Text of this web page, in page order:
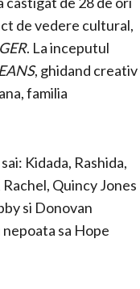
de vedere cultural,
. La inceputul
, ghidand creativ
familia
Kidada, Rashida,
Quincy Jones
si Donovan
sa Hope